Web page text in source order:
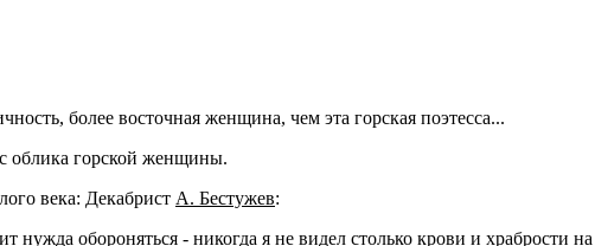
более восточная женщина, чем эта горская поэтесса...
облика горской женщины.
века: Декабрист А. Бестужев:
обороняться - никогда я не видел столько крови и храбрости на